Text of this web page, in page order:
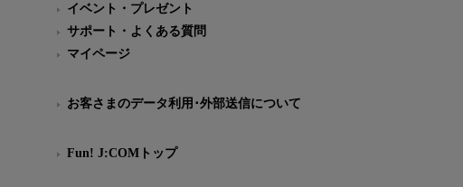
イベント・プレゼント
サポート・よくある質問
マイページ
お客さまのデータ利用･外部送信について
Fun! J:COMトップ